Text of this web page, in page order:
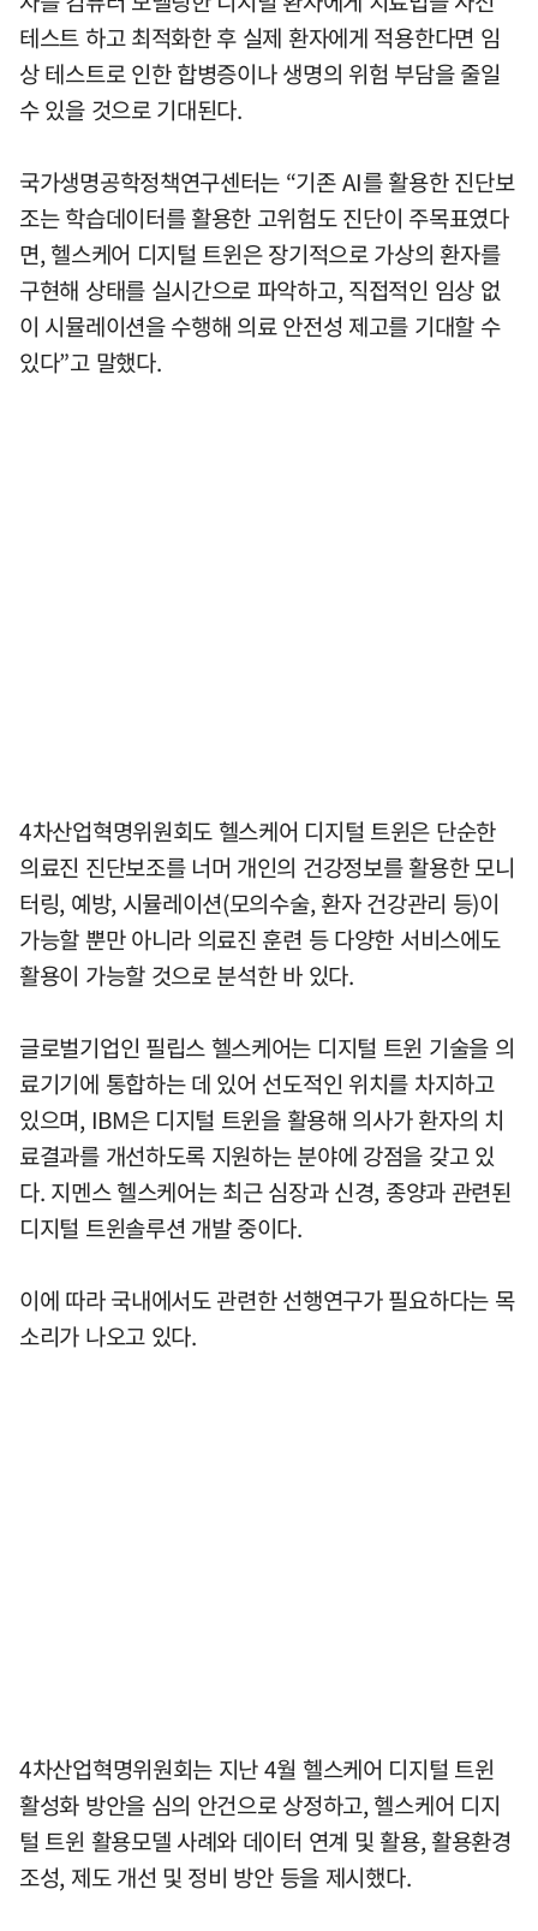
테스트 하고 최적화한 후 실제 환자에게 적용한다면 임
상 테스트로 인한 합병증이나 생명의 위험 부담을 줄일
수 있을 것으로 기대된다.
국가생명공학정책연구센터는 “기존 AI를 활용한 진단보
조는 학습데이터를 활용한 고위험도 진단이 주목표였다
면, 헬스케어 디지털 트윈은 장기적으로 가상의 환자를
구현해 상태를 실시간으로 파악하고, 직접적인 임상 없
이 시뮬레이션을 수행해 의료 안전성 제고를 기대할 수
있다”고 말했다.
4차산업혁명위원회도 헬스케어 디지털 트윈은 단순한
의료진 진단보조를 너머 개인의 건강정보를 활용한 모니
터링, 예방, 시뮬레이션(모의수술, 환자 건강관리 등)이
가능할 뿐만 아니라 의료진 훈련 등 다양한 서비스에도
활용이 가능할 것으로 분석한 바 있다.
글로벌기업인 필립스 헬스케어는 디지털 트윈 기술을 의
료기기에 통합하는 데 있어 선도적인 위치를 차지하고
있으며, IBM은 디지털 트윈을 활용해 의사가 환자의 치
료결과를 개선하도록 지원하는 분야에 강점을 갖고 있
다. 지멘스 헬스케어는 최근 심장과 신경, 종양과 관련된
디지털 트윈솔루션 개발 중이다.
이에 따라 국내에서도 관련한 선행연구가 필요하다는 목
소리가 나오고 있다.
4차산업혁명위원회는 지난 4월 헬스케어 디지털 트윈
활성화 방안을 심의 안건으로 상정하고, 헬스케어 디지
털 트윈 활용모델 사례와 데이터 연계 및 활용, 활용환경
조성, 제도 개선 및 정비 방안 등을 제시했다.